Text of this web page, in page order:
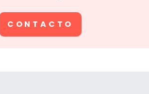
CONTACTO